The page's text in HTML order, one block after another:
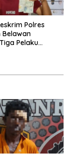
Polres
Belawan
Pelaku